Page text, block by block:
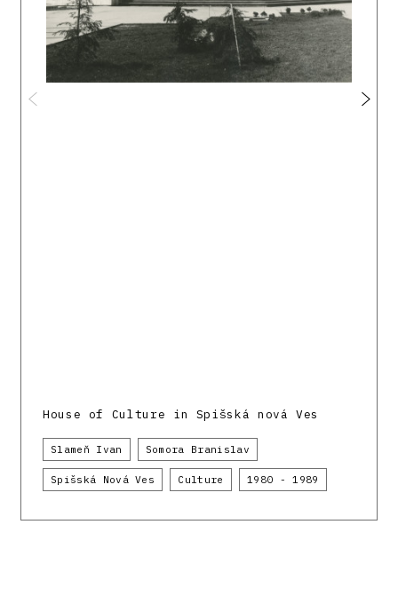
House of Culture in Spišská nová Ves
Slameň Ivan Somora Branislav
Spišská Nová Ves Culture 1980 - 1989